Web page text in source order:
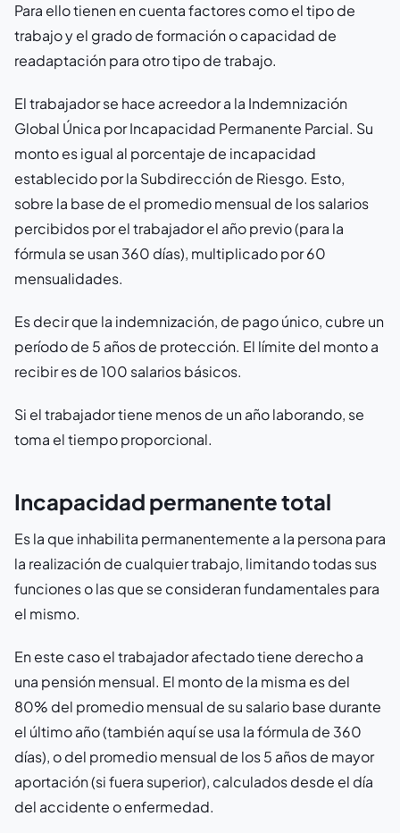
Para ello tienen en cuenta factores como el tipo de
trabajo y el grado de formación o capacidad de
readaptación para otro tipo de trabajo.
El trabajador se hace acreedor a la Indemnización
Global Única por Incapacidad Permanente Parcial. Su
monto es igual al porcentaje de incapacidad
establecido por la Subdirección de Riesgo. Esto,
sobre la base de el promedio mensual de los salarios
percibidos por el trabajador el año previo (para la
fórmula se usan 360 días), multiplicado por 60
mensualidades.
Es decir que la indemnización, de pago único, cubre un
período de 5 años de protección. El límite del monto a
recibir es de 100 salarios básicos.
Si el trabajador tiene menos de un año laborando, se
toma el tiempo proporcional.
Incapacidad permanente total
Es la que inhabilita permanentemente a la persona para
la realización de cualquier trabajo, limitando todas sus
funciones o las que se consideran fundamentales para
el mismo.
En este caso el trabajador afectado tiene derecho a
una pensión mensual. El monto de la misma es del
80% del promedio mensual de su salario base durante
el último año (también aquí se usa la fórmula de 360
días), o del promedio mensual de los 5 años de mayor
aportación (si fuera superior), calculados desde el día
del accidente o enfermedad.